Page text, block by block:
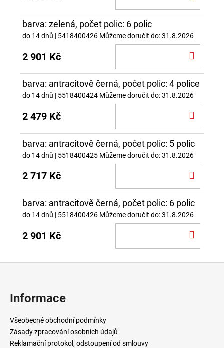
barva: zelená, počet polic: 6 polic
do 14 dnů | 5418400426 Můžeme doručit do:31.8.2026
2 901 Kč
barva: antracitově černá, počet polic: 4 police
do 14 dnů | 5518400424 Můžeme doručit do:31.8.2026
2 479 Kč
barva: antracitově černá, počet polic: 5 polic
do 14 dnů | 5518400425 Můžeme doručit do:31.8.2026
2 717 Kč
barva: antracitově černá, počet polic: 6 polic
do 14 dnů | 5518400426 Můžeme doručit do:31.8.2026
2 901 Kč
Informace
Všeobecné obchodní podmínky
Zásady zpracování osobních údajů
Reklamační protokol, odstoupení od smlouvy